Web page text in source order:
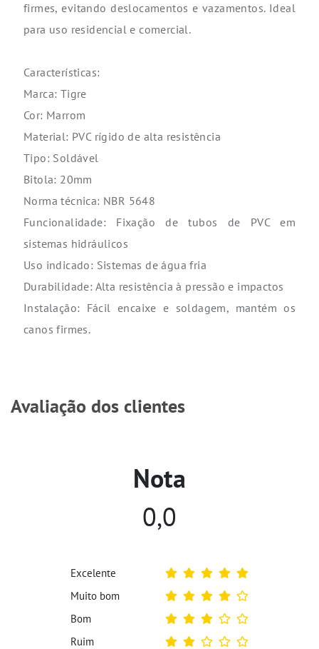
firmes, evitando deslocamentos e vazamentos. Ideal
para uso residencial e comercial.
Características:
Marca: Tigre
Cor: Marrom
Material: PVC rígido de alta resistência
Tipo: Soldável
Bitola: 20mm
Norma técnica: NBR 5648
Funcionalidade: Fixação de tubos de PVC em
sistemas hidráulicos
Uso indicado: Sistemas de água fria
Durabilidade: Alta resistência à pressão e impactos
Instalação: Fácil encaixe e soldagem, mantém os
canos firmes.
Avaliação dos clientes
Nota
0,0
Excelente
Muito bom
Bom
Ruim